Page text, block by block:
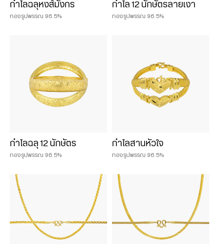
กำไลฉลุหงส์มังกร
ทองรูปพรรณ 96.5%
กำไล 12 นักษัตรลายเงา
ทองรูปพรรณ 96.5%
กำไลฉลุ 12 นักษัตร
ทองรูปพรรณ 96.5%
กำไลสานหัวใจ
ทองรูปพรรณ 96.5%